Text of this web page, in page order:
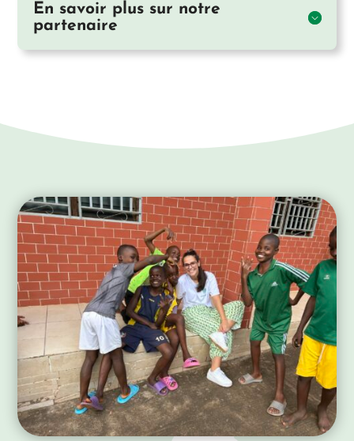
En savoir plus sur notre
partenaire